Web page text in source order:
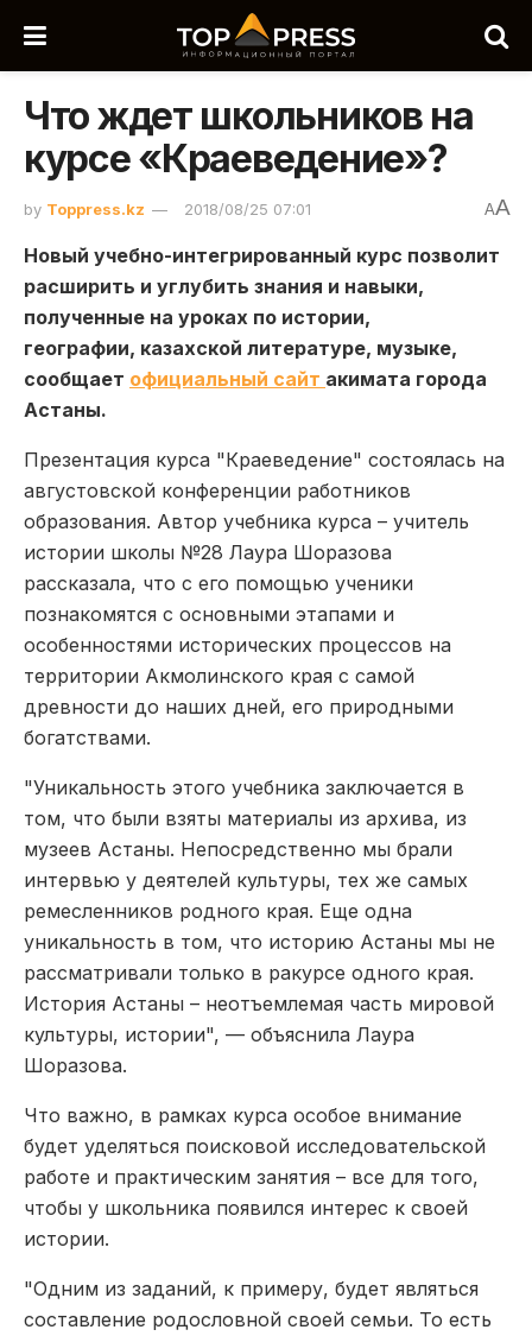
Что ждет школьников на
курсе «Краеведение»?
by Toppress.kz 2018/08/25 07:01 AA
Новый учебно-интегрированный курс позволит
расширить и углубить знания и навыки,
полученные на уроках по истории,
географии, казахской литературе, музыке,
сообщает официальный сайт акимата города
Астаны.
Презентация курса "Краеведение" состоялась на
августовской конференции работников
образования. Автор учебника курса – учитель
истории школы №28 Лаура Шоразова
рассказала, что с его помощью ученики
познакомятся с основными этапами и
особенностями исторических процессов на
территории Акмолинского края с самой
древности до наших дней, его природными
богатствами.
"Уникальность этого учебника заключается в
том, что были взяты материалы из архива, из
музеев Астаны. Непосредственно мы брали
интервью у деятелей культуры, тех же самых
ремесленников родного края. Еще одна
уникальность в том, что историю Астаны мы не
рассматривали только в ракурсе одного края.
История Астаны – неотъемлемая часть мировой
культуры, истории", — объяснила Лаура
Шоразова.
Что важно, в рамках курса особое внимание
будет уделяться поисковой исследовательской
работе и практическим занятия – все для того,
чтобы у школьника появился интерес к своей
истории.
"Одним из заданий, к примеру, будет являться
составление родословной своей семьи. То есть